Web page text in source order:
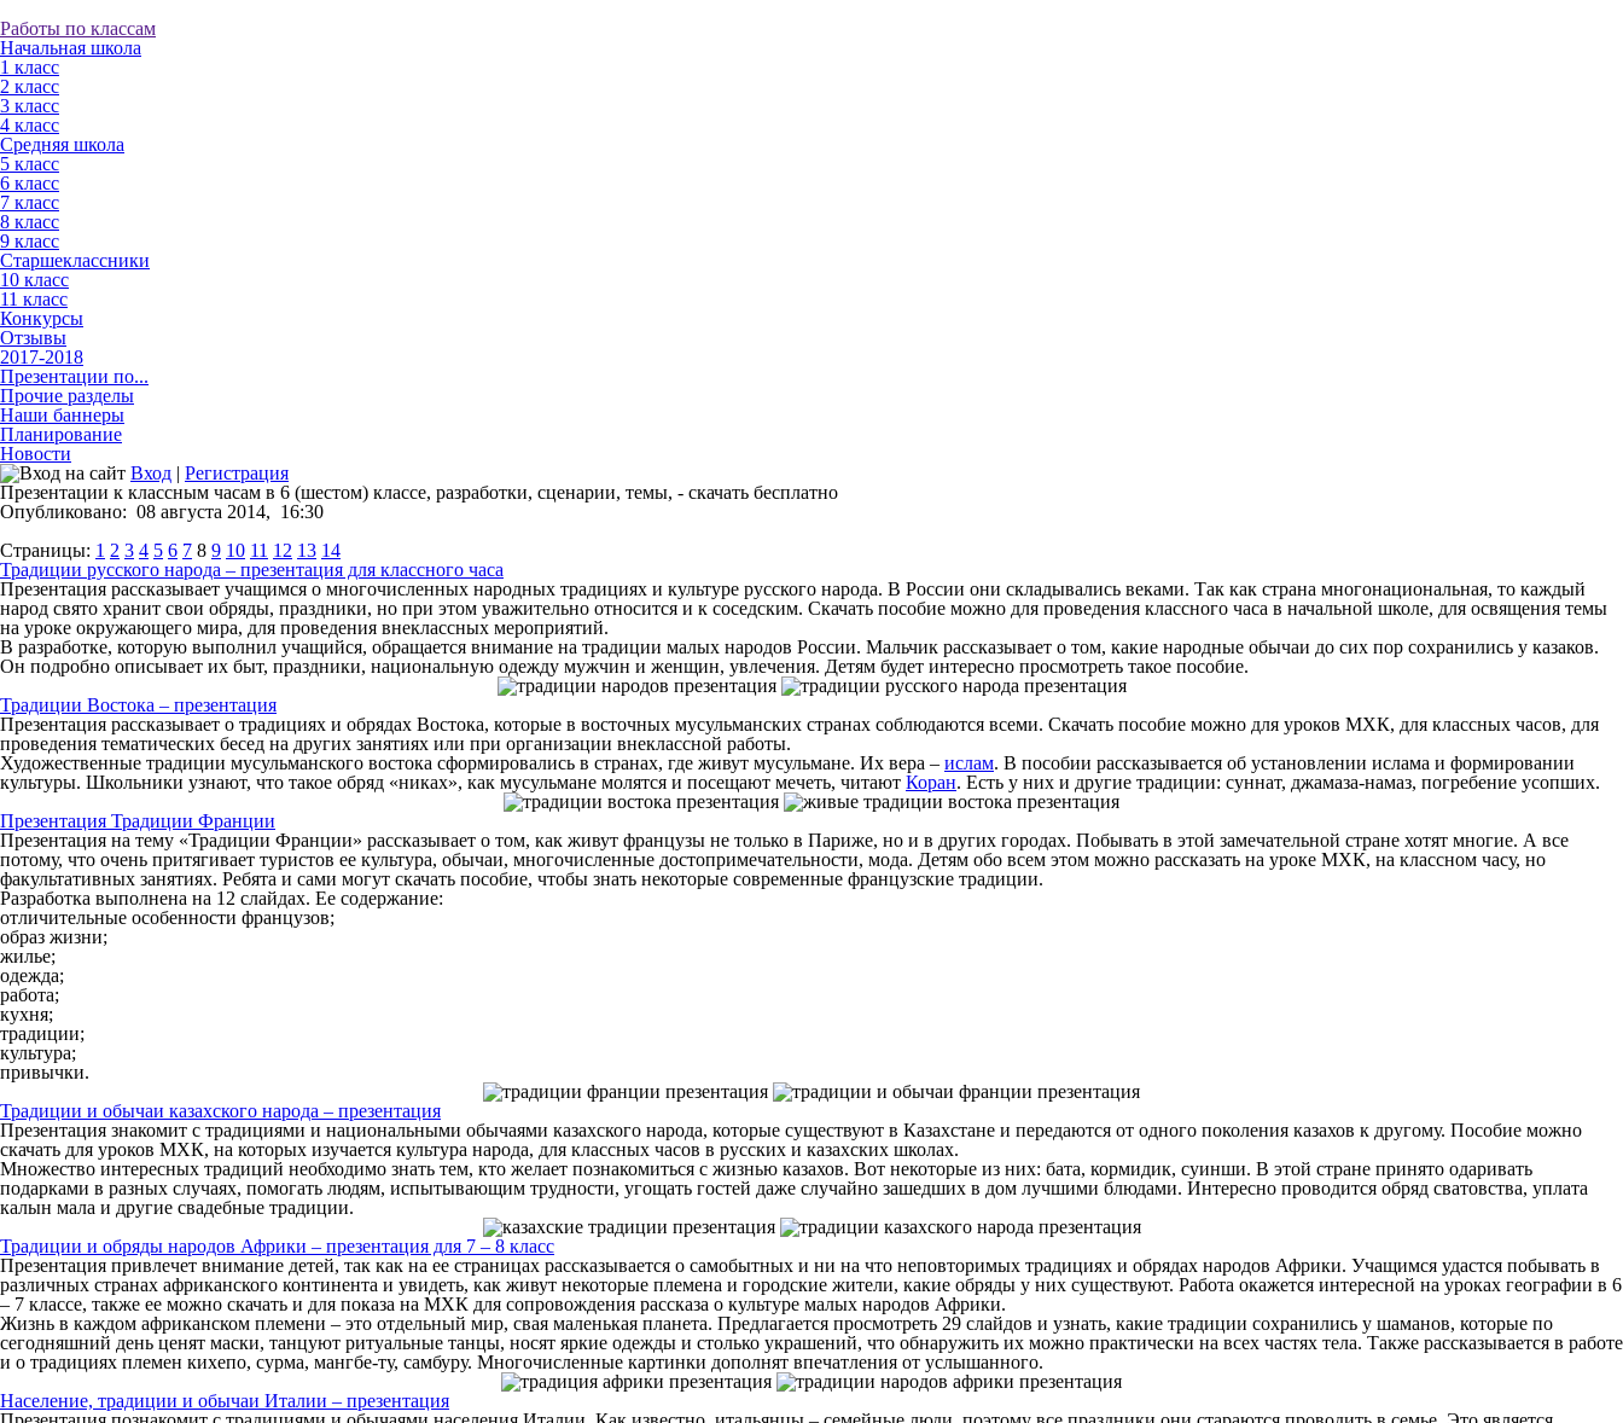
Работы по классам
Начальная школа
1 класс
2 класс
3 класс
4 класс
Средняя школа
5 класс
6 класс
7 класс
8 класс
9 класс
Старшеклассники
10 класс
11 класс
Конкурсы
Отзывы
2017-2018
Презентации по...
Прочие разделы
Наши баннеры
Планирование
Новости
Вход | Регистрация
Презентации к классным часам в 6 (шестом) классе, разработки, сценарии, темы, - скачать бесплатно
Опубликовано: 08 августа 2014, 16:30
Страницы: 1 2 3 4 5 6 7 8 9 10 11 12 13 14
Традиции русского народа – презентация для классного часа
Презентация рассказывает учащимся о многочисленных народных традициях и культуре русского народа. В России они складывались веками. Так как страна многонациональная, то каждый
народ свято хранит свои обряды, праздники, но при этом уважительно относится и к соседским. Скачать пособие можно для проведения классного часа в начальной школе, для освящения темы
на уроке окружающего мира, для проведения внеклассных мероприятий.
В разработке, которую выполнил учащийся, обращается внимание на традиции малых народов России. Мальчик рассказывает о том, какие народные обычаи до сих пор сохранились у казаков.
Он подробно описывает их быт, праздники, национальную одежду мужчин и женщин, увлечения. Детям будет интересно просмотреть такое пособие.
Традиции Востока – презентация
Презентация рассказывает о традициях и обрядах Востока, которые в восточных мусульманских странах соблюдаются всеми. Скачать пособие можно для уроков МХК, для классных часов, для
проведения тематических бесед на других занятиях или при организации внеклассной работы.
Художественные традиции мусульманского востока сформировались в странах, где живут мусульмане. Их вера – ислам. В пособии рассказывается об установлении ислама и формировании
культуры. Школьники узнают, что такое обряд «никах», как мусульмане молятся и посещают мечеть, читают Коран. Есть у них и другие традиции: суннат, джамаза-намаз, погребение усопших.
Презентация Традиции Франции
Презентация на тему «Традиции Франции» рассказывает о том, как живут французы не только в Париже, но и в других городах. Побывать в этой замечательной стране хотят многие. А все
потому, что очень притягивает туристов ее культура, обычаи, многочисленные достопримечательности, мода. Детям обо всем этом можно рассказать на уроке МХК, на классном часу, но
факультативных занятиях. Ребята и сами могут скачать пособие, чтобы знать некоторые современные французские традиции.
Разработка выполнена на 12 слайдах. Ее содержание:
отличительные особенности французов;
образ жизни;
жилье;
одежда;
работа;
кухня;
традиции;
культура;
привычки.
Традиции и обычаи казахского народа – презентация
Презентация знакомит с традициями и национальными обычаями казахского народа, которые существуют в Казахстане и передаются от одного поколения казахов к другому. Пособие можно
скачать для уроков МХК, на которых изучается культура народа, для классных часов в русских и казахских школах.
Множество интересных традиций необходимо знать тем, кто желает познакомиться с жизнью казахов. Вот некоторые из них: бата, кормидик, суинши. В этой стране принято одаривать
подарками в разных случаях, помогать людям, испытывающим трудности, угощать гостей даже случайно зашедших в дом лучшими блюдами. Интересно проводится обряд сватовства, уплата
калын мала и другие свадебные традиции.
Традиции и обряды народов Африки – презентация для 7 – 8 класс
Презентация привлечет внимание детей, так как на ее страницах рассказывается о самобытных и ни на что неповторимых традициях и обрядах народов Африки. Учащимся удастся побывать в
различных странах африканского континента и увидеть, как живут некоторые племена и городские жители, какие обряды у них существуют. Работа окажется интересной на уроках географии в 6
– 7 классе, также ее можно скачать и для показа на МХК для сопровождения рассказа о культуре малых народов Африки.
Жизнь в каждом африканском племени – это отдельный мир, свая маленькая планета. Предлагается просмотреть 29 слайдов и узнать, какие традиции сохранились у шаманов, которые по
сегодняшний день ценят маски, танцуют ритуальные танцы, носят яркие одежды и столько украшений, что обнаружить их можно практически на всех частях тела. Также рассказывается в работе
и о традициях племен кихепо, сурма, мангбе-ту, самбуру. Многочисленные картинки дополнят впечатления от услышанного.
Население, традиции и обычаи Италии – презентация